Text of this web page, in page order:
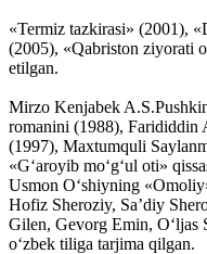
«Termiz tazkirasi» (2001),
(2005), «Qabriston ziyorati
etilgan.
Mirzo Kenjabek
romanini (1988),
(1997), Maxtumquli
«G‘aroyib mo‘g‘ul oti»
Usmon O‘shiyning
Hofiz Sheroziy, Sa’diy
Gilen, Gevorg Emin, O‘ljas
o‘zbek tiliga tarjima qilgan.